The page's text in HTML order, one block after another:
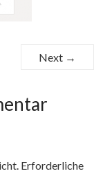
Next →
Erforderliche